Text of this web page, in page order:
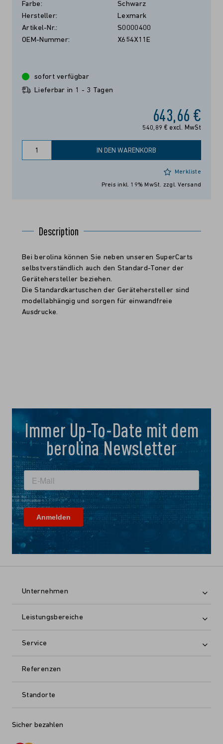
Farbe:
Schwarz
Hersteller:
Lexmark
Artikel-Nr.:
S0000400
OEM-Nummer:
X654X11E
643,66 €
540,89 € excl. MwSt
sofort verfügbar
Lieferbar in 1 - 3 Tagen
IN DEN WARENKORB
Merkliste
Preis inkl. 19% MwSt. zzgl. Versand
Description
Bei berolina können Sie neben unseren SuperCarts
selbstverständlich auch den Standard-Toner der
Gerätehersteller beziehen.
Die Standardkartuschen der Gerätehersteller sind
modellabhängig und sorgen für einwandfreie
Ausdrucke.
Immer Up-To-Date mit dem
berolina Newsletter
Unternehmen
Leistungsbereiche
Service
Referenzen
Standorte
Sicher bezahlen